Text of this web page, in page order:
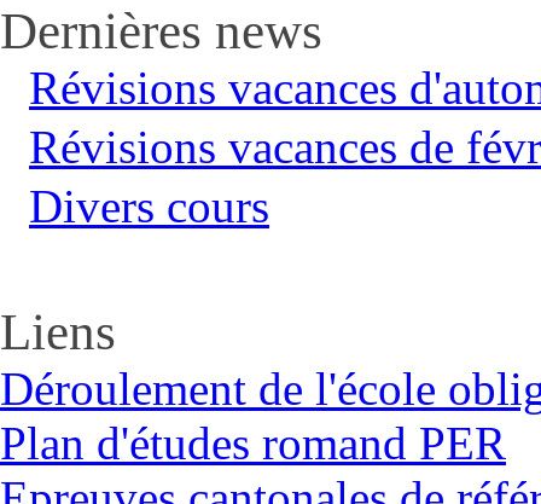
Dernières news
Révisions vacances
Révisions vacances de
Divers cours
Liens
Déroulement de l'école
Plan d'études romand PER